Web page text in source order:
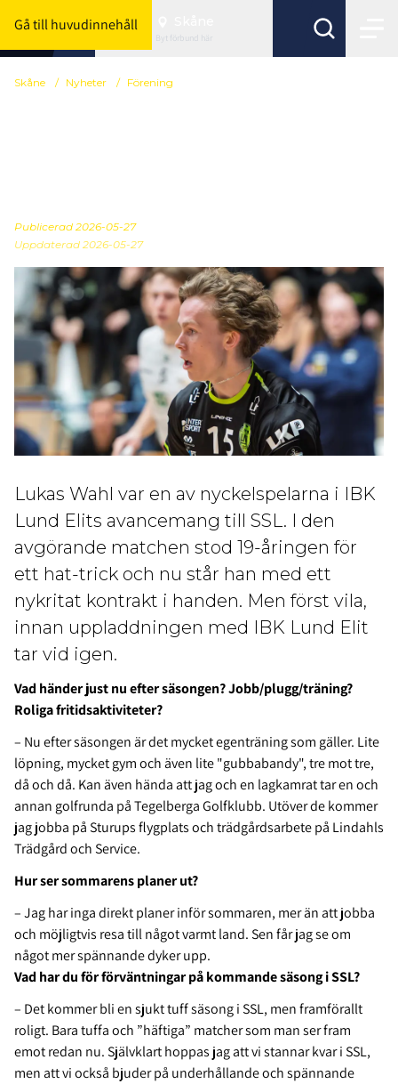
Gå till huvudinnehåll
Byt förbund här
Skåne / Nyheter / Förening
Publicerad 2026-05-27
Uppdaterad 2026-05-27
Lukas Wahl var en av nyckelspelarna i IBK
Lund Elits avancemang till SSL. I den
avgörande matchen stod 19-åringen för
ett hat-trick och nu står han med ett
nykritat kontrakt i handen. Men först vila,
innan uppladdningen med IBK Lund Elit
tar vid igen.
Vad händer just nu efter säsongen? Jobb/plugg/träning?
Roliga fritidsaktiviteter?
– Nu efter säsongen är det mycket egenträning som gäller. Lite
löpning, mycket gym och även lite "gubbabandy", tre mot tre,
då och då. Kan även hända att jag och en lagkamrat tar en och
annan golfrunda på Tegelberga Golfklubb. Utöver de kommer
jag jobba på Sturups flygplats och trädgårdsarbete på Lindahls
Trädgård och Service.
Hur ser sommarens planer ut?
– Jag har inga direkt planer inför sommaren, mer än att jobba
och möjligtvis resa till något varmt land. Sen får jag se om
något mer spännande dyker upp.
Vad har du för förväntningar på kommande säsong i SSL?
– Det kommer bli en sjukt tuff säsong i SSL, men framförallt
roligt. Bara tuffa och ”häftiga” matcher som man ser fram
emot redan nu. Självklart hoppas jag att vi stannar kvar i SSL,
men att vi också bjuder på underhållande och spännande